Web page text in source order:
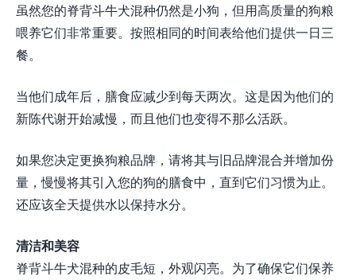
虽然您的脊背斗牛犬混种仍然是小狗，但用高质量的狗粮
喂养它们非常重要。按照相同的时间表给他们提供一日三
餐。
当他们成年后，膳食应减少到每天两次。这是因为他们的
新陈代谢开始减慢，而且他们也变得不那么活跃。
如果您决定更换狗粮品牌，请将其与旧品牌混合并增加份
量，慢慢将其引入您的狗的膳食中，直到它们习惯为止。
还应该全天提供水以保持水分。
清洁和美容
脊背斗牛犬混种的皮毛短，外观闪亮。为了确保它们保养